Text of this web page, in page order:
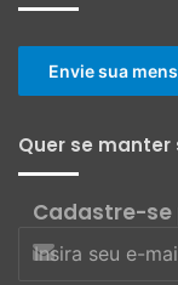
Envie sua
Quer se
Cadastre-se